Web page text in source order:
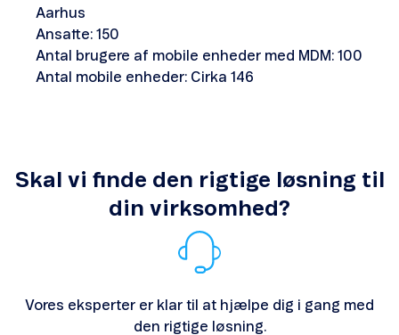
Aarhus
Ansatte: 150
Antal brugere af mobile enheder med MDM: 100
Antal mobile enheder: Cirka 146
Skal vi finde den rigtige løsning til
din virksomhed?
Vores eksperter er klar til at hjælpe dig i gang med
den rigtige løsning.